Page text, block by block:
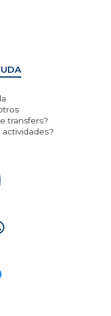
transfers?